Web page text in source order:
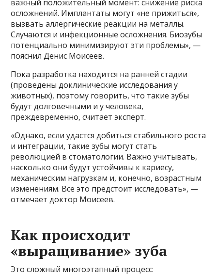
важный положительный момент: снижение риска
осложнений. Имплантаты могут «не прижиться»,
вызвать аллергические реакции на металлы.
Случаются и инфекционные осложнения. Биозубы
потенциально минимизируют эти проблемы», —
пояснил Денис Моисеев.
Пока разработка находится на ранней стадии
(проведены доклинические исследования у
животных), поэтому говорить, что такие зубы
будут долговечными и у человека,
преждевременно, считает эксперт.
«Однако, если удастся добиться стабильного роста
и интеграции, такие зубы могут стать
революцией в стоматологии. Важно учитывать,
насколько они будут устойчивы к кариесу,
механическим нагрузкам и, конечно, возрастным
изменениям. Все это предстоит исследовать», —
отмечает доктор Моисеев.
Как происходит
«выращивание» зуба
Это сложный многоэтапный процесс: